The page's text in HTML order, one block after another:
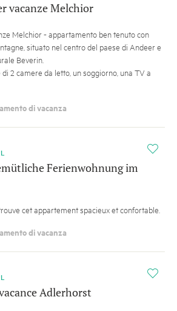
vacanze Melchior
Melchior - appartamento ben tenuto con
situato nel centro del paese di Andeer e
Beverin.
2 camere da letto, un soggiorno, una TV a
di vacanza
i
Ferienwohnung im
cet appartement spacieux et confortable.
di vacanza
i
Adlerhorst